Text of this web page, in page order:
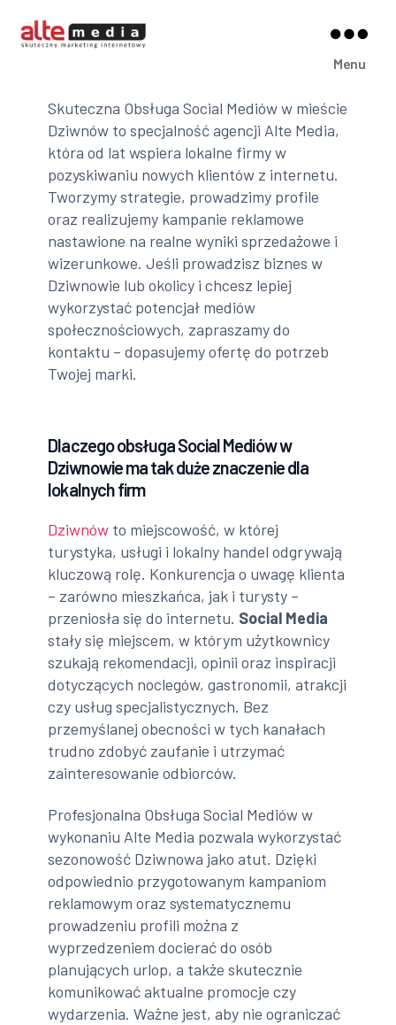
Media
Menu
Skuteczna Obsługa Social Mediów w mieście
Dziwnów to specjalność agencji Alte Media,
która od lat wspiera lokalne firmy w
pozyskiwaniu nowych klientów z internetu.
Tworzymy strategie, prowadzimy profile
oraz realizujemy kampanie reklamowe
nastawione na realne wyniki sprzedażowe i
wizerunkowe. Jeśli prowadzisz biznes w
Dziwnowie lub okolicy i chcesz lepiej
wykorzystać potencjał mediów
społecznościowych, zapraszamy do
kontaktu – dopasujemy ofertę do potrzeb
Twojej marki.
Dlaczego obsługa Social Mediów w
Dziwnowie ma tak duże znaczenie dla
lokalnych firm
Dziwnów to miejscowość, w której
turystyka, usługi i lokalny handel odgrywają
kluczową rolę. Konkurencja o uwagę klienta
– zarówno mieszkańca, jak i turysty –
przeniosła się do internetu. Social Media
stały się miejscem, w którym użytkownicy
szukają rekomendacji, opinii oraz inspiracji
dotyczących noclegów, gastronomii, atrakcji
czy usług specjalistycznych. Bez
przemyślanej obecności w tych kanałach
trudno zdobyć zaufanie i utrzymać
zainteresowanie odbiorców.
Profesjonalna Obsługa Social Mediów w
wykonaniu Alte Media pozwala wykorzystać
sezonowość Dziwnowa jako atut. Dzięki
odpowiednio przygotowanym kampaniom
reklamowym oraz systematycznemu
prowadzeniu profili można z
wyprzedzeniem docierać do osób
planujących urlop, a także skutecznie
komunikować aktualne promocje czy
wydarzenia. Ważne jest, aby nie ograniczać